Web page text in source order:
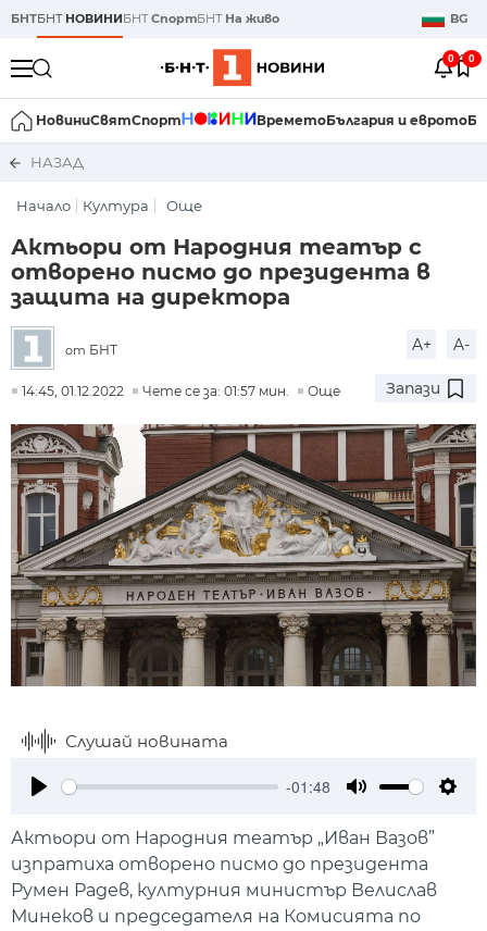
БНТБНТ НОВИНИБНТСпортБНТ На живо BG
0 0
НовиниСвятСпорт ВреметоБългария и еврото
НАЗАД
Начало Култура Още
Актьори от Народния театър с
отворено писмо до президента в
защита на директора
от БНТ A+ A-
14:45, 01.12.2022 Чете се за: 01:57 мин. Още Запази
Слушай новината
-01:48
Актьори от Народния театър „Иван Вазов”
изпратиха отворено писмо до президента
Румен Радев, културния министър Велислав
Минеков и председателя на Комисията по